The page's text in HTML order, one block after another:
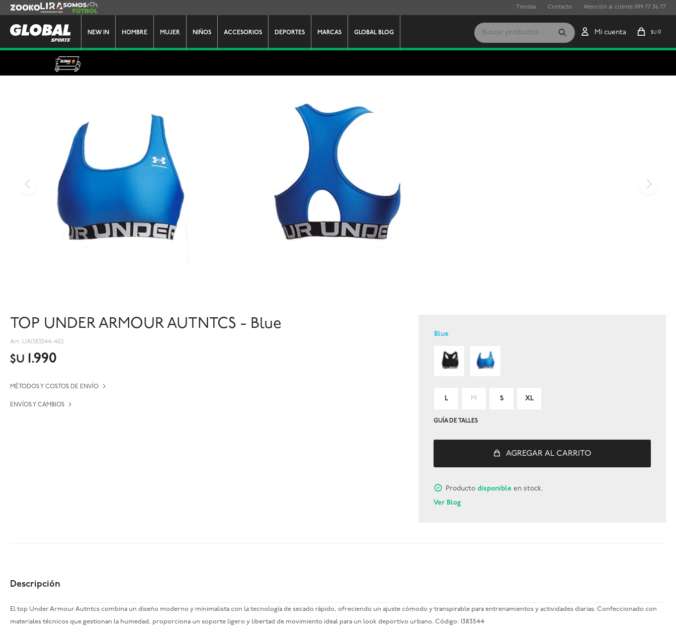
NEW IN HOMBRE MUJER NIÑOS ACCESORIOS DEPORTES MARCAS GLOBAL BLOG $U 0
Zooko Lira Somos Futbol Tiendas Contacto Atención al cliente 099 77 36 77
TOP UNDER ARMOUR AUTNTCS - Blue
UA1383544-402
$U 1.990
MÉTODOS Y COSTOS DE ENVÍO
ENVÍOS Y CAMBIOS
Blue
L M S XL
GUÍA DE TALLES
AGREGAR AL CARRITO
Productodisponible en stock.
Ver Blog
Descripción
El top Under Armour Autntcs combina un diseño moderno y minimalista con la tecnología de secado rápido, ofreciendo un ajuste cómodo y transpirable para entrenamientos y actividades diarias. Confeccionado con
materiales técnicos que gestionan la humedad, proporciona un soporte ligero y libertad de movimiento ideal para un look deportivo urbano. Código: 1383544